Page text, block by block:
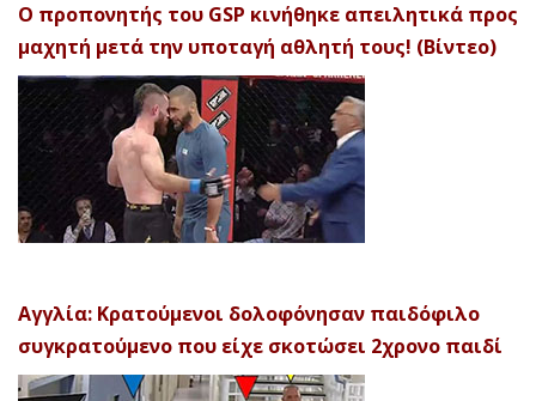
Ο προπονητής του GSP κινήθηκε απειλητικά προς
μαχητή μετά την υποταγή αθλητή τους! (Βίντεο)
Αγγλία: Κρατούμενοι δολοφόνησαν παιδόφιλο
συγκρατούμενο που είχε σκοτώσει 2χρονο παιδί